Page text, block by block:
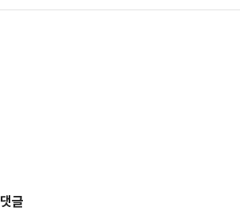
관 입소스가…
검토와 무관한 개인
통과한 사실이 뒤늦
댓글